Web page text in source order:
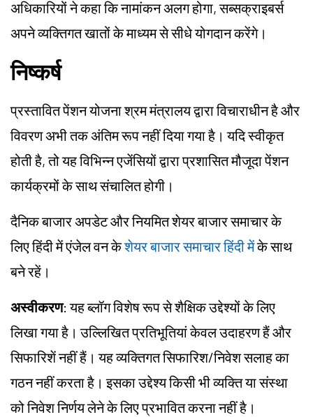
अधिकारियों ने कहा कि नामांकन अलग होगा, सब्सक्राइबर्स
अपने व्यक्तिगत खातों के माध्यम से सीधे योगदान करेंगे।
निष्कर्ष
प्रस्तावित पेंशन योजना श्रम मंत्रालय द्वारा विचाराधीन है और
विवरण अभी तक अंतिम रूप नहीं दिया गया है। यदि स्वीकृत
होती है, तो यह विभिन्न एजेंसियों द्वारा प्रशासित मौजूदा पेंशन
कार्यक्रमों के साथ संचालित होगी।
दैनिक बाजार अपडेट और नियमित शेयर बाजार समाचार के
लिए हिंदी में एंजेल वन केशेयर बाजार समाचार हिंदी मेंके साथ
बने रहें।
अस्वीकरण: यह ब्लॉग विशेष रूप से शैक्षिक उद्देश्यों के लिए
लिखा गया है। उल्लिखित प्रतिभूतियां केवल उदाहरण हैं और
सिफारिशें नहीं हैं। यह व्यक्तिगत सिफारिश/निवेश सलाह का
गठन नहीं करता है। इसका उद्देश्य किसी भी व्यक्ति या संस्था
को निवेश निर्णय लेने के लिए प्रभावित करना नहीं है।